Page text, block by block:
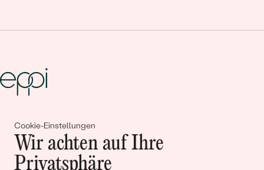
Cookie-Einstellungen
Wir achten auf Ihre
Privatsphäre
Gemeinsam erschaffen wir
Geschichten von Schönheit und
Liebe